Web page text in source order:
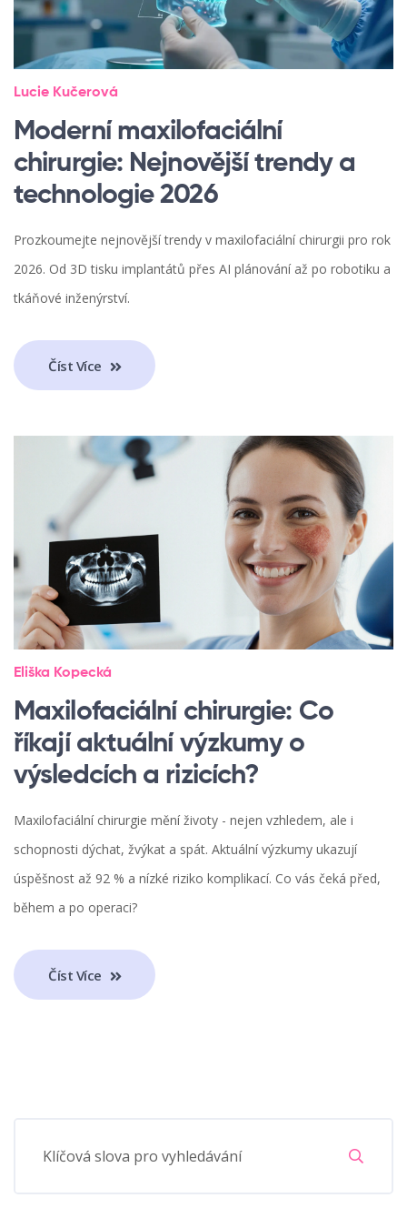
Lucie Kučerová
Moderní maxilofaciální
chirurgie: Nejnovější trendy a
technologie 2026
Prozkoumejte nejnovější trendy v maxilofaciální chirurgii pro rok
2026. Od 3D tisku implantátů přes AI plánování až po robotiku a
tkáňové inženýrství.
Číst Více
Eliška Kopecká
Maxilofaciální chirurgie: Co
říkají aktuální výzkumy o
výsledcích a rizicích?
Maxilofaciální chirurgie mění životy - nejen vzhledem, ale i
schopnosti dýchat, žvýkat a spát. Aktuální výzkumy ukazují
úspěšnost až 92 % a nízké riziko komplikací. Co vás čeká před,
během a po operaci?
Číst Více